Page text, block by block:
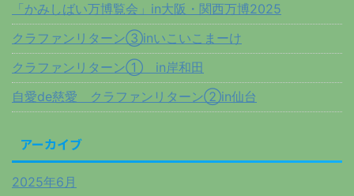
「かみしばい万博覧会」in大阪・関西万博2025
クラファンリターン③inいこいこまーけ
クラファンリターン① in岸和田
自愛de慈愛 クラファンリターン②in仙台
アーカイブ
2025年6月